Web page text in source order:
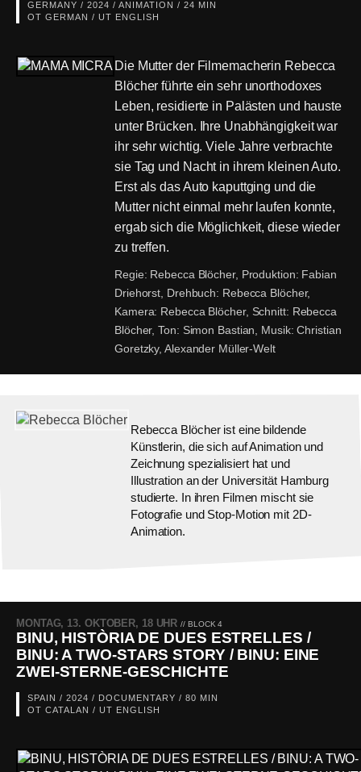
GERMANY / 2024 / ANIMATION / 24 MIN
OT GERMAN / UT ENGLISH
Die Mutter der Filmemacherin Rebecca
Blöcher führte ein sehr unorthodoxes
Leben, residierte in Palästen und hauste
unter Brücken. Ihre Unabhängigkeit war
ihr sehr wichtig. Viele Jahre verbrachte
sie Tag und Nacht in ihrem kleinen Auto.
Erst als das Auto kaputtging und die
Mutter nicht einmal mehr laufen konnte,
ergab sich die Möglichkeit, diese wieder
zu treffen.
Regie: Rebecca Blöcher, Produktion: Fabian
Driehorst, Drehbuch: Rebecca Blöcher,
Kamera: Rebecca Blöcher, Schnitt: Rebecca
Blöcher,Ton: Simon Bastian, Musik: Christian
Goretzky, Alexander Müller-Welt
Rebecca Blöcher ist eine bildende
Künstlerin, die sich auf Animation und
Zeichnung spezialisiert hat und
Illustration an der Universität Hamburg
studierte. In ihren Filmen mischt sie
Fotografie und Stop-Motion mit 2D-
Animation.
MONTAG, 13. OKTOBER, 18 UHR// BLOCK 4
BINU, HISTÒRIA DE DUES ESTRELLES /
BINU: A TWO-STARS STORY / BINU: EINE
ZWEI-STERNE-GESCHICHTE
SPAIN / 2024 / DOCUMENTARY / 80 MIN
OT CATALAN / UT ENGLISH